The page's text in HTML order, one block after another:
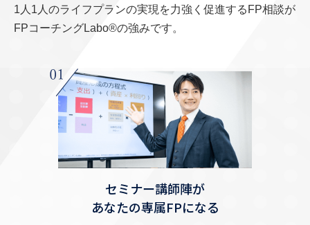
1人1人のライフプランの実現を力強く促進するFP相談が
FPコーチングLabo®の強みです。
セミナー講師陣が
あなたの専属FPになる